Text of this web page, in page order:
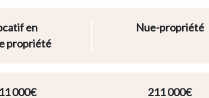
en
propriété
Nue-propriété
000€ 211 000€